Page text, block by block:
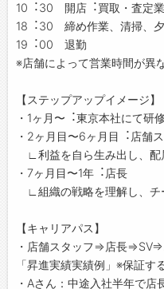
10︓30 開店︓買取・査定
18︓30 締め作業、清掃、
19︓00 退勤
※店舗によって営業時間が異
【ステップアップイメージ】
・1ヶ⽉〜︓東京本社にて研
・2ヶ⽉⽬〜6ヶ⽉⽬︓店舗
∟利益を⾃ら⽣み出し、配
・7ヶ⽉⽬〜1年︓店⻑
∟組織の戦略を理解し、チ
【キャリアパス】
・店舗スタッフ⇒店長⇒SV⇒
「昇進実績実績例」※保証す
・Aさん：中途入社半年で店